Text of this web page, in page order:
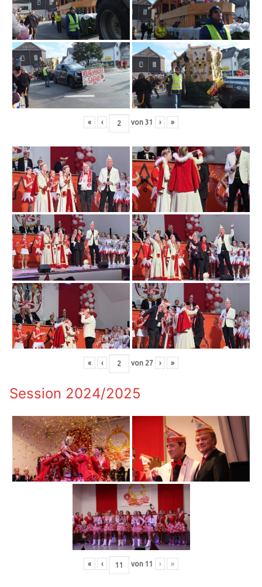
« ‹ von 31 › »
« ‹ von 27 › »
Session 2024/2025
« ‹ von 11 › »